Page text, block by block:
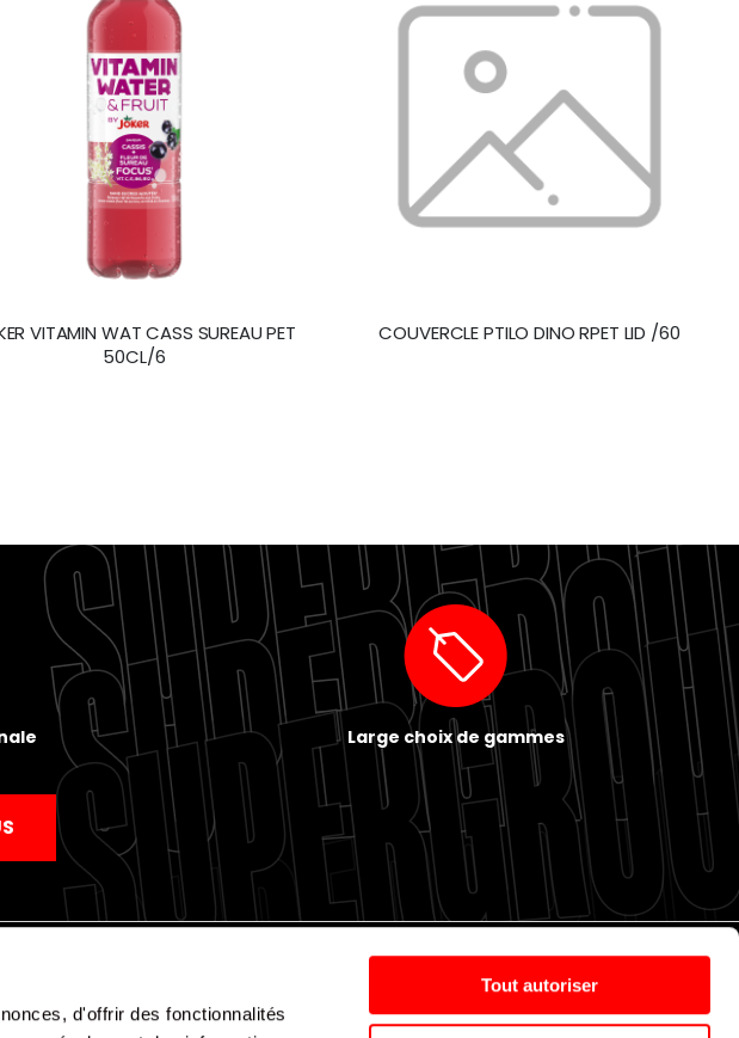
d'offrir des fonctionnalités
Tout autoriser
VITAMIN WAT CASS SUREAU PET
50CL/6
COUVERCLE PTILO DINO RPET LID /60
Large choix de gammes
CGV Politique de cookies Nos agences Espace presse